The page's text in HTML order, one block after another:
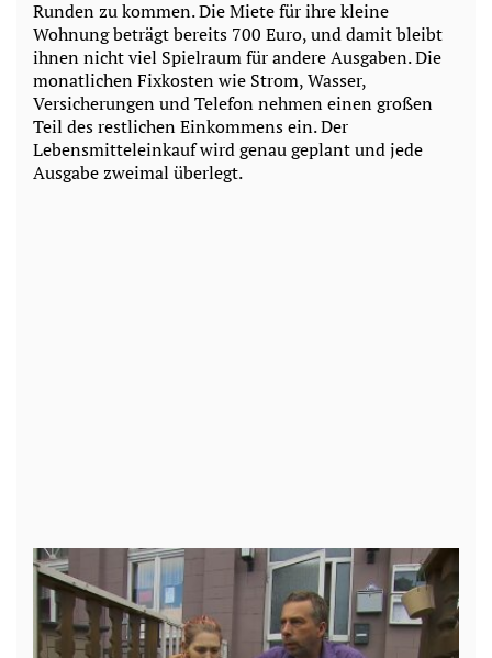
Runden zu kommen. Die Miete für ihre kleine
Wohnung beträgt bereits 700 Euro, und damit bleibt
ihnen nicht viel Spielraum für andere Ausgaben. Die
monatlichen Fixkosten wie Strom, Wasser,
Versicherungen und Telefon nehmen einen großen
Teil des restlichen Einkommens ein. Der
Lebensmitteleinkauf wird genau geplant und jede
Ausgabe zweimal überlegt.